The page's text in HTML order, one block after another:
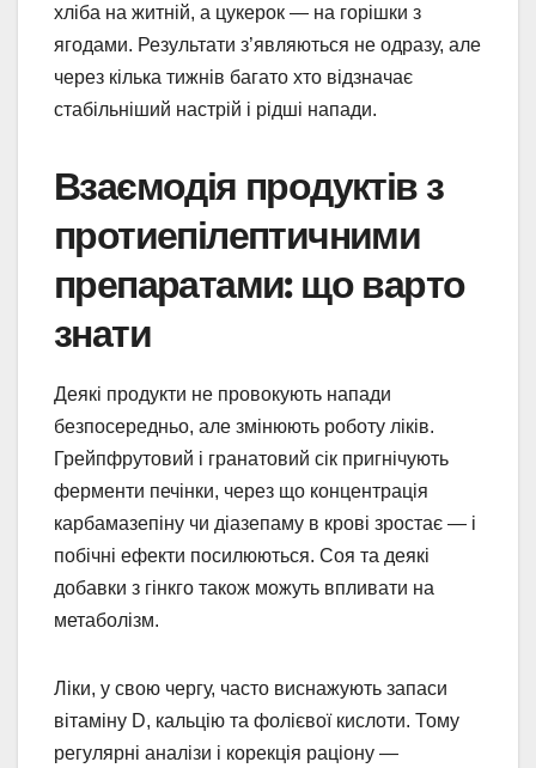
хліба на житній, а цукерок — на горішки з
ягодами. Результати з’являються не одразу, але
через кілька тижнів багато хто відзначає
стабільніший настрій і рідші напади.
Взаємодія продуктів з
протиепілептичними
препаратами: що варто
знати
Деякі продукти не провокують напади
безпосередньо, але змінюють роботу ліків.
Грейпфрутовий і гранатовий сік пригнічують
ферменти печінки, через що концентрація
карбамазепіну чи діазепаму в крові зростає — і
побічні ефекти посилюються. Соя та деякі
добавки з гінкго також можуть впливати на
метаболізм.
Ліки, у свою чергу, часто виснажують запаси
вітаміну D, кальцію та фолієвої кислоти. Тому
регулярні аналізи і корекція раціону —